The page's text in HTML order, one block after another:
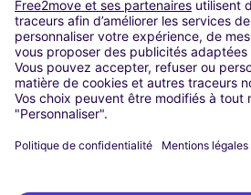
Madrid
Washington DC
Milan
Rome
Turin
Vienne
Berlin
Düsseldorf